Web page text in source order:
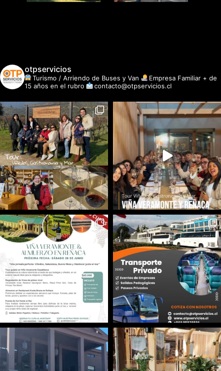
otpservicios
Turismo / Arriendo de Buses y Van
Empresa Familiar + de
15 años en el rubro
contacto@otpservicios.cl